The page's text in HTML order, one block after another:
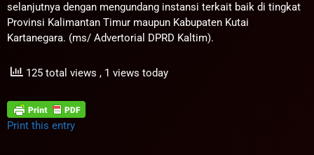
selanjutnya dengan mengundang instansi terkait baik di tingkat
Provinsi Kalimantan Timur maupun Kabupaten Kutai
Kartanegara. (ms/ Advertorial DPRD Kaltim).
125 total views , 1 views today
Print this entry